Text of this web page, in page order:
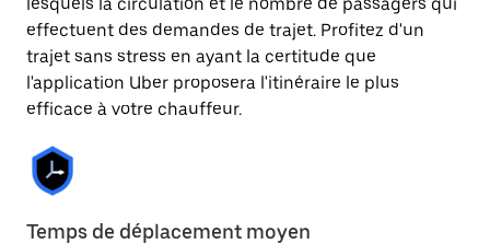
effectuent des demandes de trajet. Profitez d'un
trajet sans stress en ayant la certitude que
l'application Uber proposera l'itinéraire le plus
efficace à votre chauffeur.
Temps de déplacement moyen